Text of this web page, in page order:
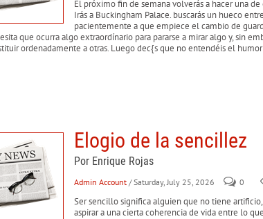
El próximo fin de semana volverás a hacer una
Irás a Buckingham Palace. buscarás un hueco
pacientemente a que empiece el cambio de
que ocurra algo extraordína­rio para pararse a mirar algo y, sin
ordenadamente a otras. Luego dec{s que no entendéis el
Elogio de la sencillez
Por Enrique Rojas
Admin Account / Saturday, July 25, 2026 0
Ser sencillo significa alguien que no tiene
aspirar a una cierta coherencia de vida entre lo